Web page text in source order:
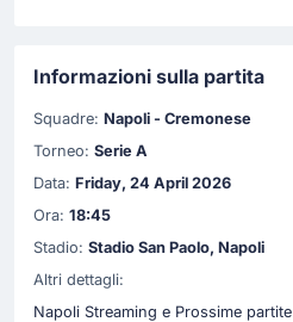
Informazioni sulla partita
Squadre: Napoli - Cremonese
Torneo: Serie A
Data: Friday, 24 April 2026
Ora: 18:45
Stadio: Stadio San Paolo, Napoli
Altri dettagli:
Napoli Streaming e Prossime partite